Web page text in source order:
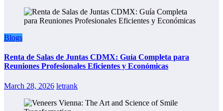
Blogs
Renta de Salas de Juntas CDMX: Guía Completa para
Reuniones Profesionales Eficientes y Económicas
March 28, 2026 letrank